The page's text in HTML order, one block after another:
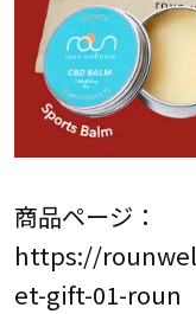
商品ページ：
https://
et-gift-01-roun